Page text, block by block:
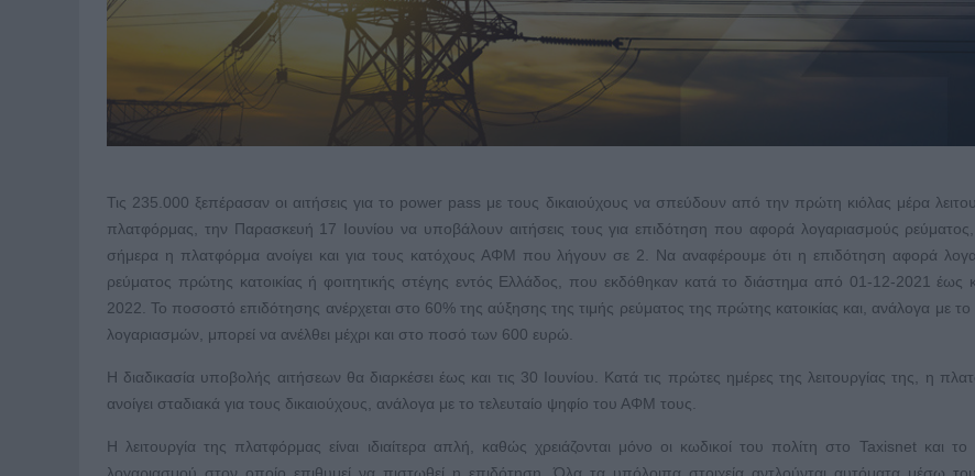
Τις 235.000 ξεπέρασαν οι αιτήσεις για το power pass με τους δικαιούχους να σπεύδουν από την πρώτη κιόλας μέρα
πλατφόρμας, την Παρασκευή 17 Ιουνίου να υποβάλουν αιτήσεις τους για επιδότηση που αφορά λογαριασμούς
σήμερα η πλατφόρμα ανοίγει και για τους κατόχους ΑΦΜ που λήγουν σε 2. Να αναφέρουμε ότι η επιδότηση αφορά
ρεύματος πρώτης κατοικίας ή φοιτητικής στέγης εντός Ελλάδος, που εκδόθηκαν κατά το διάστημα από 01-12-2021 έως
2022. Το ποσοστό επιδότησης ανέρχεται στο 60% της αύξησης της τιμής ρεύματος της πρώτης κατοικίας και, ανάλογα με
λογαριασμών, μπορεί να ανέλθει μέχρι και στο ποσό των 600 ευρώ.
Η διαδικασία υποβολής αιτήσεων θα διαρκέσει έως και τις 30 Ιουνίου. Κατά τις πρώτες ημέρες της λειτουργίας της, η
ανοίγει σταδιακά για τους δικαιούχους, ανάλογα με το τελευταίο ψηφίο του ΑΦΜ τους.
H λειτουργία της πλατφόρμας είναι ιδιαίτερα απλή, καθώς χρειάζονται μόνο οι κωδικοί του πολίτη στο Taxisnet και